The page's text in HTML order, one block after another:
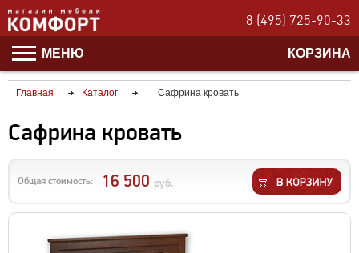
8 (495) 725-90-33
МЕНЮ КОРЗИНА
Главная Каталог Сафрина кровать
Сафрина кровать
Общая стоимость: 16 500 руб.